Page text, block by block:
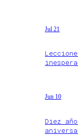
Jul 21
Jun 10
Diez